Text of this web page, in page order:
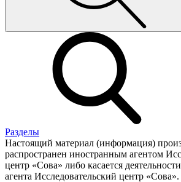
Разделы
Настоящий материал (информация)
распространен иностранным агентом
центр «Сова» либо касается
агента Исследовательский центр «Сова».